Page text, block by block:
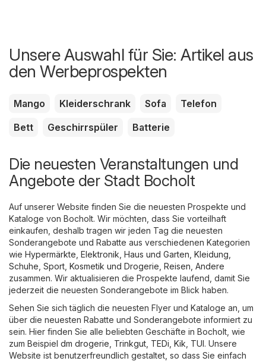
Unsere Auswahl für Sie: Artikel aus
den Werbeprospekten
Mango Kleiderschrank Sofa
Telefon
Bett
Geschirrspüler Batterie
Die neuesten Veranstaltungen und
Angebote der Stadt Bocholt
Auf unserer Website finden Sie die neuesten Prospekte und
Kataloge von Bocholt. Wir möchten, dass Sie vorteilhaft
einkaufen, deshalb tragen wir jeden Tag die neuesten
Sonderangebote und Rabatte aus verschiedenen Kategorien
wie Hypermärkte Elektronik Haus und Garten Kleidung,
Schuhe, Sport Kosmetik und Drogerie Reisen Andere
zusammen. Wir aktualisieren die Prospekte laufend, damit Sie
jederzeit die neuesten Sonderangebote im Blick haben.
Sehen Sie sich täglich die neuesten Flyer und Kataloge an, um
über die neuesten Rabatte und Sonderangebote informiert zu
sein. Hier finden Sie alle beliebten Geschäfte in Bocholt, wie
zum Beispiel dm drogerie Trinkgut TEDi Kik TUI. Unsere
Website ist benutzerfreundlich gestaltet, so dass Sie einfach